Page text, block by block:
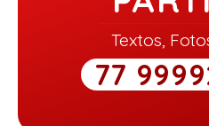
Textos,
77